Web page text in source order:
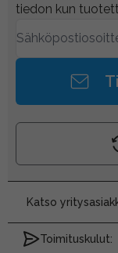
tiedon kun
Katso
Toimituskulut: